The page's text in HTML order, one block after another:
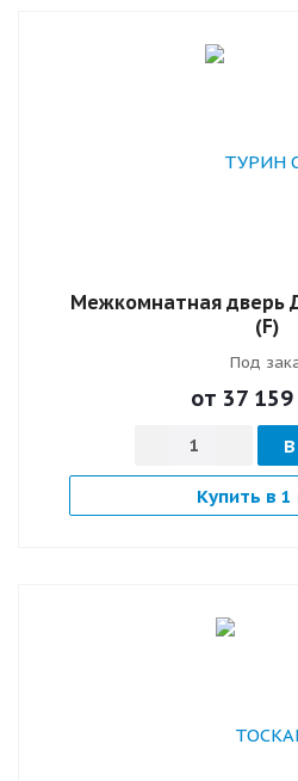
Межкомнатная дверь
(F)
Под
от 37 159
Купить в 1